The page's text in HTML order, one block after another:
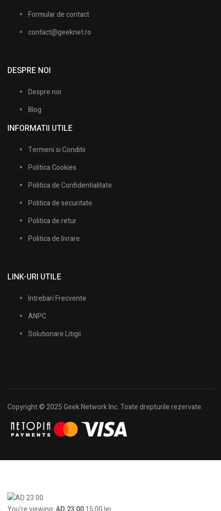
Formular de contact
contact@geeknet.ro
DESPRE NOI
Despre noi
Blog
INFORMATII UTILE​
Termeni si Conditii
Politica Cookies
Politica de Confidentialitate
Politica de securitate
Politica de retur
Politica de livrare
LINK-URI UTILE
Intrebari Frecvente
ANPC
Solutionare Litigii
Copyright © 2025 Geek Network Inc. Toate drepturile rezervate.